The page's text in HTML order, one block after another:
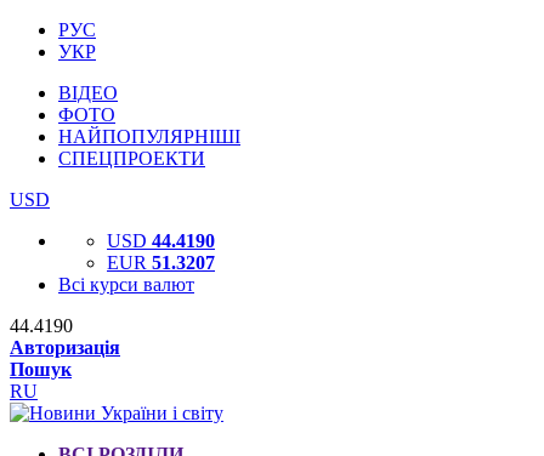
РУС
УКР
ВІДЕО
ФОТО
НАЙПОПУЛЯРНІШІ
СПЕЦПРОЕКТИ
USD
USD 44.4190
EUR 51.3207
Всі курси валют
44.4190
Авторизація
Пошук
RU